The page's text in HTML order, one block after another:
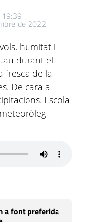
de 2022
humitat i
durant el
fresca de la
De cara a
Escola
a font preferida